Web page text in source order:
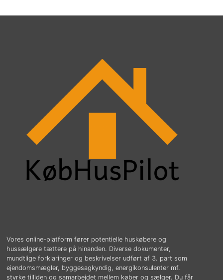
Vores online-platform fører potentielle huskøbere og
hussælgere tættere på hinanden. Diverse dokumenter,
mundtlige forklaringer og beskrivelser udført af 3. part som
ejendomsmægler, byggesagkyndig, energikonsulenter mf.
styrke tilliden og samarbejdet mellem køber og sælger. Du får